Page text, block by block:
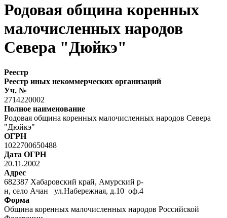
Родовая община коренных
малочисленных народов
Севера "Дюйкэ"
Реестр
Реестр иных некоммерческих организаций
Уч. №
2714220002
Полное наименование
Родовая община коренных малочисленных народов Севера
"Дюйкэ"
ОГРН
1022700650488
Дата ОГРН
20.11.2002
Адрес
682387 Хабаровский край, Амурский р-
н, село Ачан ул.Набережная, д.10 оф.4
Форма
Община коренных малочисленных народов Российской